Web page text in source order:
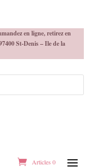
en ligne, retirez en
St-Denis – Ile de la
Articles 0